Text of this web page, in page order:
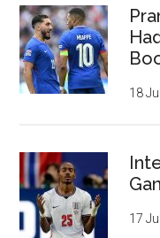
18
17